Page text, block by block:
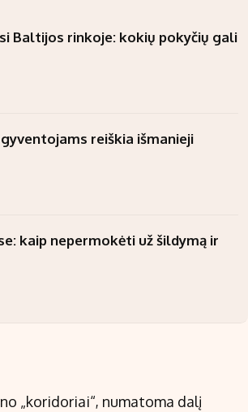
Baltijos rinkoje: kokių pokyčių gali
reiškia išmanieji
kaip nepermokėti už šildymą ir
„koridoriai“, numatoma dalį